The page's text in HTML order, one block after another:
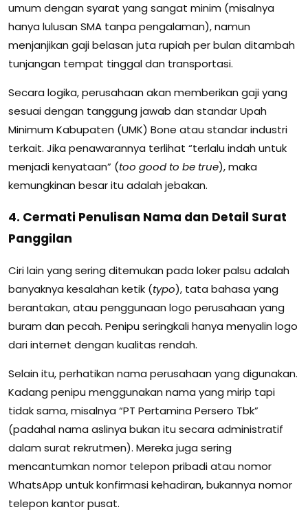
umum dengan syarat yang sangat minim (misalnya
hanya lulusan SMA tanpa pengalaman), namun
menjanjikan gaji belasan juta rupiah per bulan ditambah
tunjangan tempat tinggal dan transportasi.
Secara logika, perusahaan akan memberikan gaji yang
sesuai dengan tanggung jawab dan standar Upah
Minimum Kabupaten (UMK) Bone atau standar industri
terkait. Jika penawarannya terlihat “terlalu indah untuk
menjadi kenyataan” (too good to be true), maka
kemungkinan besar itu adalah jebakan.
4. Cermati Penulisan Nama dan Detail Surat
Panggilan
Ciri lain yang sering ditemukan pada loker palsu adalah
banyaknya kesalahan ketik (typo), tata bahasa yang
berantakan, atau penggunaan logo perusahaan yang
buram dan pecah. Penipu seringkali hanya menyalin logo
dari internet dengan kualitas rendah.
Selain itu, perhatikan nama perusahaan yang digunakan.
Kadang penipu menggunakan nama yang mirip tapi
tidak sama, misalnya “PT Pertamina Persero Tbk”
(padahal nama aslinya bukan itu secara administratif
dalam surat rekrutmen). Mereka juga sering
mencantumkan nomor telepon pribadi atau nomor
WhatsApp untuk konfirmasi kehadiran, bukannya nomor
telepon kantor pusat.